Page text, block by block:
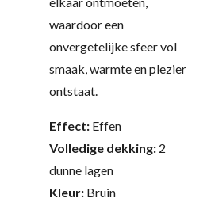
waardoor een
onvergetelijke sfeer vol
smaak, warmte en plezier
ontstaat.
Effect: Effen
Volledige dekking: 2
dunne lagen
Kleur: Bruin